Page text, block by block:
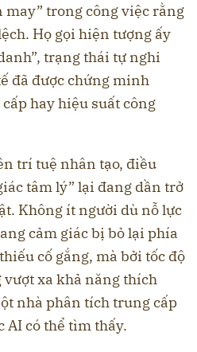
may” trong công việc rằng
Họ gọi hiện tượng ấy
trạng thái tự nghi
đã được chứng minh
hay hiệu suất công
trí tuệ nhân tạo, điều
tâm lý” lại đang dần trở
Không ít người dù nỗ lực
cảm giác bị bỏ lại phía
cố gắng, mà bởi tốc độ
xa khả năng thích
nhà phân tích trung cấp
AI có thể tìm thấy.